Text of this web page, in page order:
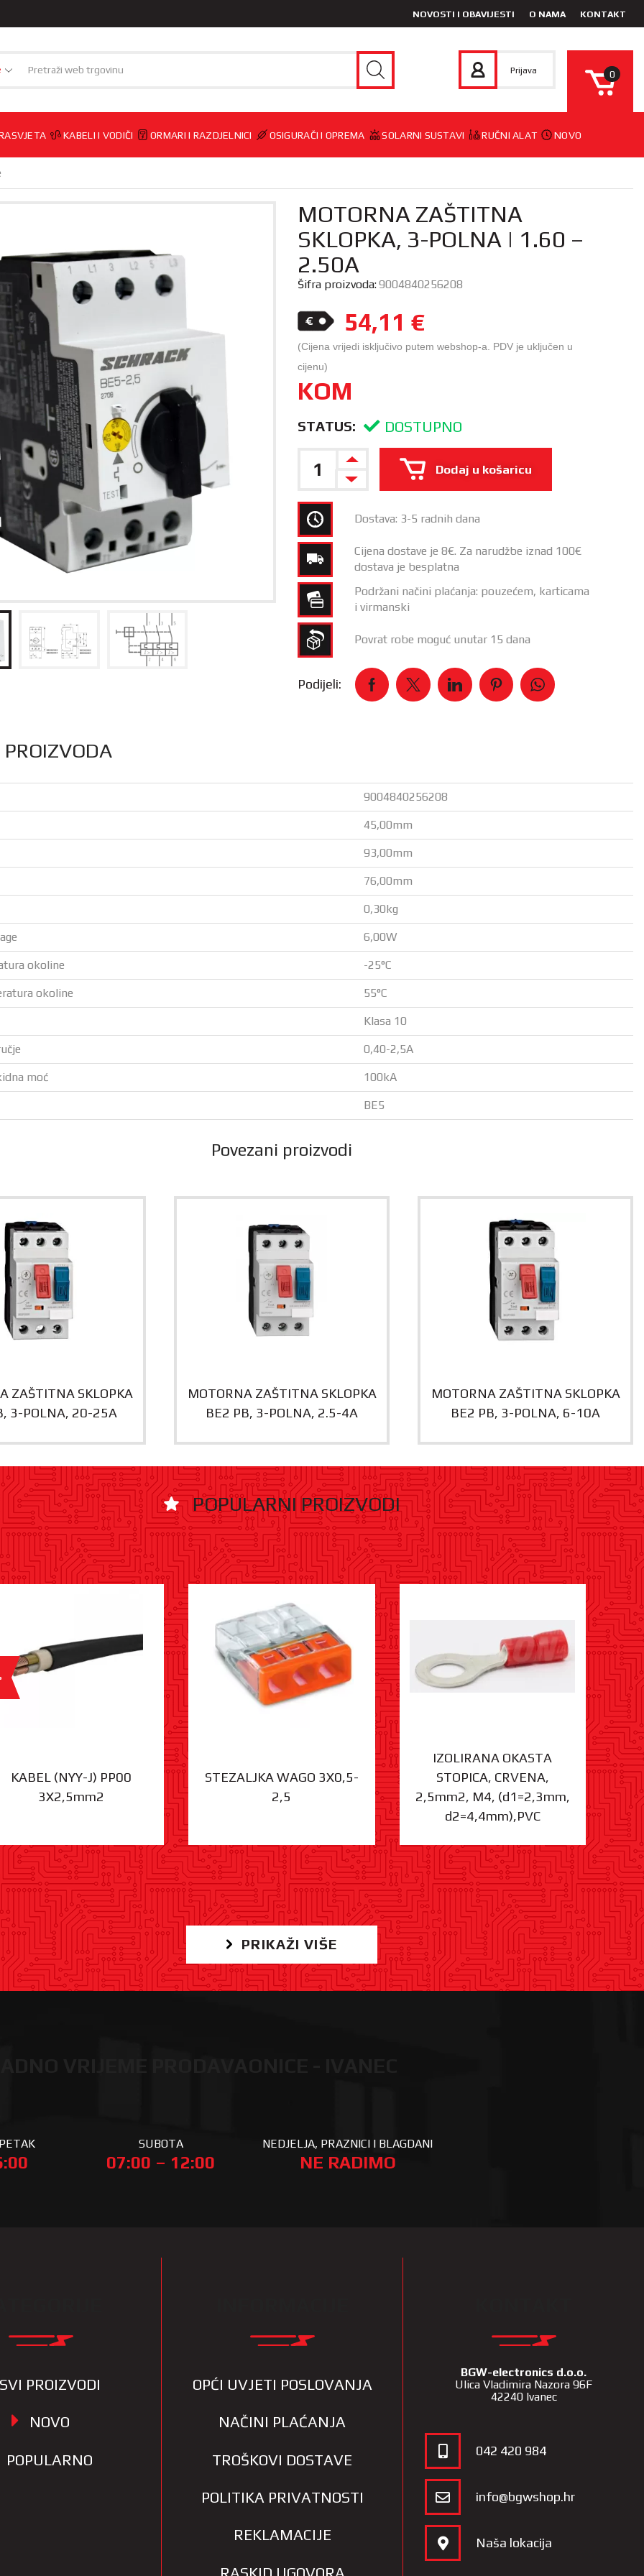
NOVOSTI I OBAVIJESTI O NAMA KONTAKT
Prijava 0
KABELI I VODIČI ORMARI I RAZDJELNICI OSIGURAČI I OPREMA SOLARNI SUSTAVI RUČNI ALAT NOVO
MOTORNA ZAŠTITNA
SKLOPKA, 3-POLNA | 1.60 –
2.50A
Šifra proizvoda:9004840256208
54,11 €
(Cijena vrijedi isključivo putem webshop-a. PDV je uključen u
cijenu)
KOM
STATUS: DOSTUPNO
Dodaj u košaricu
Dostava: 3-5 radnih dana
Cijena dostave je 8€. Za narudžbe iznad 100€
dostava je besplatna
Podržani načini plaćanja: pouzećem, karticama
i virmanski
Povrat robe moguć unutar 15 dana
Podijeli:
PROIZVODA
9004840256208
45,00mm
93,00mm
76,00mm
0,30kg
6,00W
okoline -25°C
okoline 55°C
Klasa 10
0,40-2,5A
moć 100kA
BE5
Povezani proizvodi
ZAŠTITNA SKLOPKA
3-POLNA, 20-25A
MOTORNA ZAŠTITNA SKLOPKA
BE2 PB, 3-POLNA, 2.5-4A
MOTORNA ZAŠTITNA SKLOPKA
BE2 PB, 3-POLNA, 6-10A
POPULARNI PROIZVODI
KABEL (NYY-J) PP00
3X2,5mm2
STEZALJKA WAGO 3X0,5-
2,5
IZOLIRANA OKASTA
STOPICA, CRVENA,
2,5mm2, M4, (d1=2,3mm,
d2=4,4mm),PVC
PRIKAŽI VIŠE
SUBOTA
07:00 – 12:00
NEDJELJA, PRAZNICI I BLAGDANI
NE RADIMO
PROIZVODI
NOVO
POPULARNO
OPĆI UVJETI POSLOVANJA
NAČINI PLAĆANJA
TROŠKOVI DOSTAVE
POLITIKA PRIVATNOSTI
REKLAMACIJE
BGW-electronics d.o.o.
Ulica Vladimira Nazora 96F
42240 Ivanec
042 420 984
info@bgwshop.hr
Naša lokacija